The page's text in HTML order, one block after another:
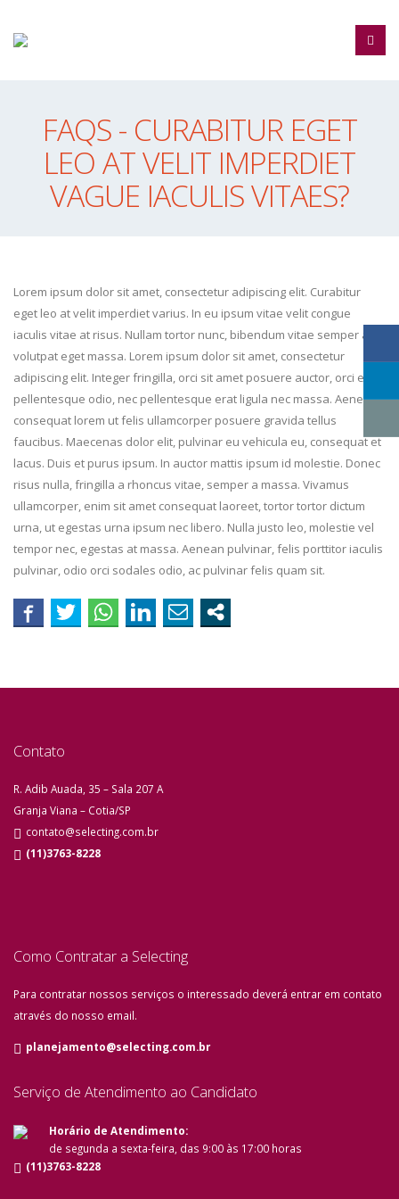
FAQS - CURABITUR EGET
LEO AT VELIT IMPERDIET
VAGUE IACULIS VITAES?
Lorem ipsum dolor sit amet, consectetur adipiscing elit. Curabitur
eget leo at velit imperdiet varius. In eu ipsum vitae velit congue
iaculis vitae at risus. Nullam tortor nunc, bibendum vitae semper a,
volutpat eget massa. Lorem ipsum dolor sit amet, consectetur
adipiscing elit. Integer fringilla, orci sit amet posuere auctor, orci eros
pellentesque odio, nec pellentesque erat ligula nec massa. Aenean
consequat lorem ut felis ullamcorper posuere gravida tellus
faucibus. Maecenas dolor elit, pulvinar eu vehicula eu, consequat et
lacus. Duis et purus ipsum. In auctor mattis ipsum id molestie. Donec
risus nulla, fringilla a rhoncus vitae, semper a massa. Vivamus
ullamcorper, enim sit amet consequat laoreet, tortor tortor dictum
urna, ut egestas urna ipsum nec libero. Nulla justo leo, molestie vel
tempor nec, egestas at massa. Aenean pulvinar, felis porttitor iaculis
pulvinar, odio orci sodales odio, ac pulvinar felis quam sit.
Contato
R. Adib Auada, 35 – Sala 207 A
Granja Viana – Cotia/SP
contato@selecting.com.br
(11)3763-8228
Como Contratar a Selecting
Para contratar nossos serviços o interessado deverá entrar em contato
através do nosso email.
planejamento@selecting.com.br
Serviço de Atendimento ao Candidato
Horário de Atendimento:
de segunda a sexta-feira, das 9:00 às 17:00 horas
(11)3763-8228